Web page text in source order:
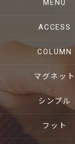
MENU
ACCESS
COLUMN
マグネット
シンプル
フット